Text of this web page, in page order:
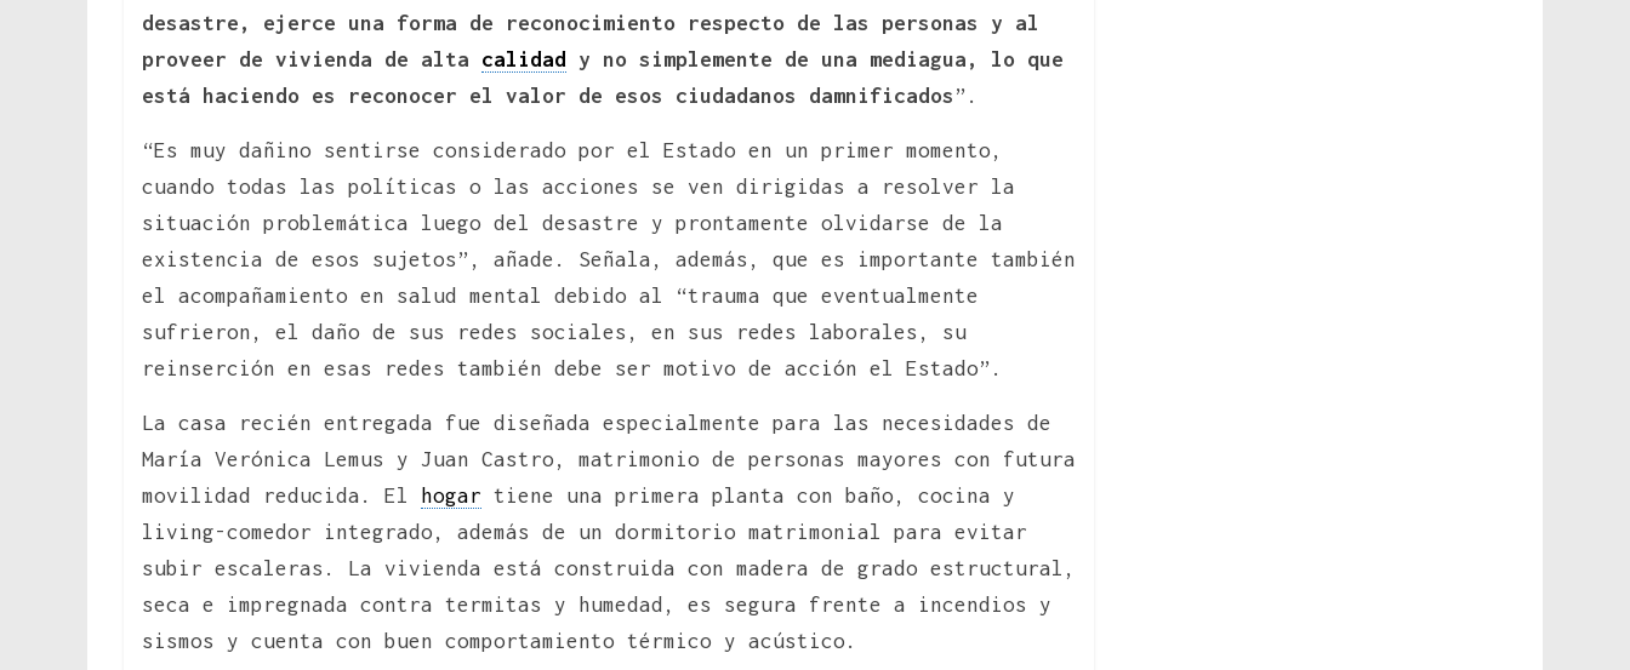
desastre, ejerce una forma de reconocimiento respecto de las personas y al
proveer de vivienda de alta calidad y no simplemente de una mediagua, lo que
está haciendo es reconocer el valor de esos ciudadanos damnificados ”.
“Es muy dañino sentirse considerado por el Estado en un primer momento,
cuando todas las políticas o las acciones se ven dirigidas a resolver la
situación problemática luego del desastre y prontamente olvidarse de la
existencia de esos sujetos”, añade. Señala, además, que es importante también
el acompañamiento en salud mental debido al “trauma que eventualmente
sufrieron, el daño de sus redes sociales, en sus redes laborales, su
reinserción en esas redes también debe ser motivo de acción el Estado”.
La casa recién entregada fue diseñada especialmente para las necesidades de
María Verónica Lemus y Juan Castro, matrimonio de personas mayores con futura
movilidad reducida. El hogar tiene una primera planta con baño, cocina y
living-comedor integrado, además de un dormitorio matrimonial para evitar
subir escaleras. La vivienda está construida con madera de grado estructural,
seca e impregnada contra termitas y humedad, es segura frente a incendios y
sismos y cuenta con buen comportamiento térmico y acústico.